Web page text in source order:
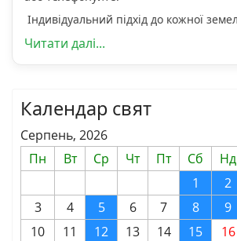
Індивідуальний підхід до кожної
Читати далі...
Календар свят
Серпень, 2026
Пн
Вт Ср Чт Пт Сб
Нд
1
2
3
4 5 6 7 8
9
10
11 12 13 14 15
16